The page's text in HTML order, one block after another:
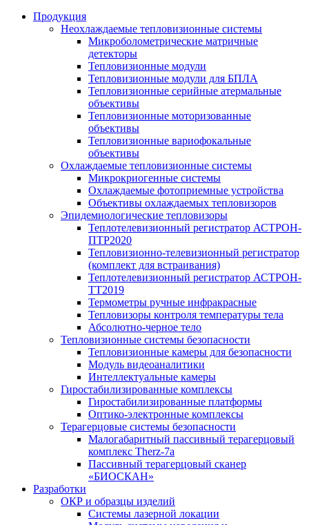
Продукция
Неохлаждаемые тепловизионные системы
Микроболометрические матричные
детекторы
Тепловизионные модули
Тепловизионные модули для БПЛА
Тепловизионные серийные атермальные
объективы
Тепловизионные моторизованные
объективы
Тепловизионные вариофокальные
объективы
Охлаждаемые тепловизионные системы
Микрокриогенные системы
Охлаждаемые фотоприемные устройства
Объективы охлаждаемых тепловизоров
Эпидемиологические тепловизоры
Теплотелевизионный регистратор АСТРОН-
ПТР2020
Тепловизионно-телевизионный регистратор
(комплект для встраивания)
Теплотелевизионный регистратор АСТРОН-
ТТ2019
Термометры ручные инфракрасные
Тепловизоры контроля температуры тела
Абсолютно-черное тело
Тепловизионные системы безопасности
Тепловизионные камеры для безопасности
Модуль видеоаналитики
Интеллектуальные камеры
Гиростабилизированные комплексы
Гиростабилизированные платформы
Оптико-электронные комплексы
Терагерцовые системы безопасности
Малогабаритный пассивный терагерцовый
комплекс Therz-7a
Пассивный терагерцовый сканер
«БИОСКАН»
Разработки
ОКР и образцы изделий
Системы лазерной локации